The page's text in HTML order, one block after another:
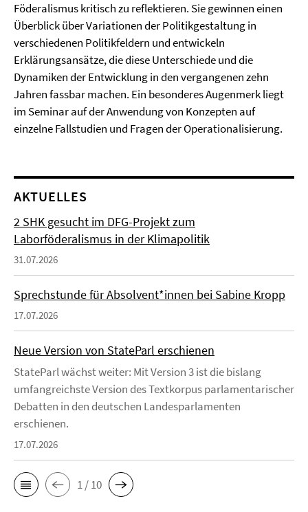
Föderalismus kritisch zu reflektieren. Sie gewinnen einen
Überblick über Variationen der Politikgestaltung in
verschiedenen Politikfeldern und entwickeln
Erklärungsansätze, die diese Unterschiede und die
Dynamiken der Entwicklung in den vergangenen zehn
Jahren fassbar machen. Ein besonderes Augenmerk liegt
im Seminar auf der Anwendung von Konzepten auf
einzelne Fallstudien und Fragen der Operationalisierung.
AKTUELLES
2 SHK gesucht im DFG-Projekt zum
Laborföderalismus in der Klimapolitik
31.07.2026
Sprechstunde für Absolvent*innen bei Sabine Kropp
17.07.2026
Neue Version von StateParl erschienen
StateParl wächst weiter: Mit Version 3 ist die bislang
umfangreichste Version des Textkorpus parlamentarischer
Debatten in den deutschen Landesparlamenten
erschienen.
17.07.2026
1 / 10